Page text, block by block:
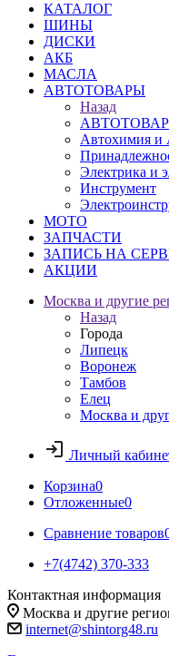
КАТАЛОГ
ШИНЫ
ДИСКИ
АКБ
МАСЛА
АВТОТОВАРЫ
Назад
Автохимия и
Электрика и
Инструмент
МОТО
ЗАПЧАСТИ
ЗАПИСЬ НА
АКЦИИ
Москва и другие
Назад
Города
Липецк
Воронеж
Тамбов
Елец
Москва и
Личный
Корзина0
Отложенные0
Сравнение товаров
+7(4742) 370-333
Контактная информация
Москва и другие
internet@shintorg48.ru